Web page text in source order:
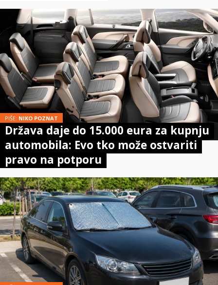
PIŠE: NIKO POZNAT
Država daje do 15.000 eura za kupnju
automobila: Evo tko može ostvariti
pravo na potporu